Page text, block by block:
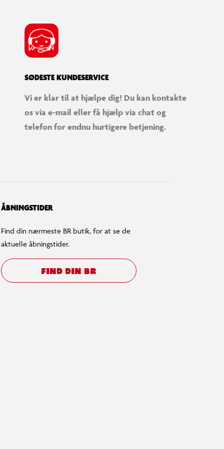
SØDESTE KUNDESERVICE
Vi er klar til at hjælpe dig! Du kan kontakte
os via e-mail eller få hjælp via chat og
telefon for endnu hurtigere betjening.
ÅBNINGSTIDER
Find din nærmeste BR butik, for at se de
aktuelle åbningstider.
FIND DIN BR